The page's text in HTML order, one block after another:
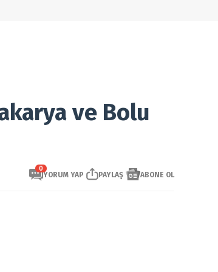
ve Bolu
0
YORUM YAP PAYLAŞ ABONE OL